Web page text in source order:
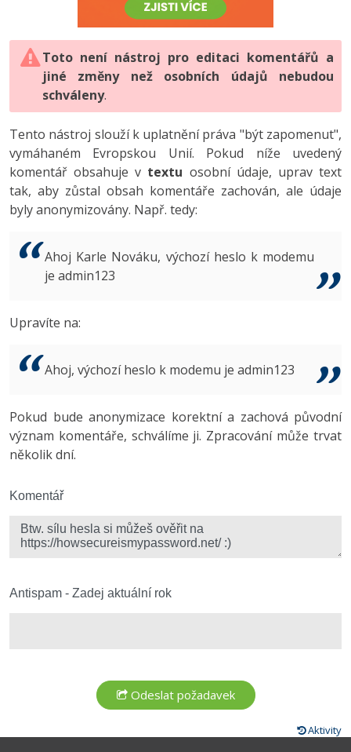
HTML5, CSS3, Bootstrap, SEO
SQL a databáze
Testování a verzování
UML a návrhové vzory
React
Spring
ASP.NET MVC
Best practices
PHP
JavaScript
Python
HTML / CSS
UML a návrhové vzory
MySQL/MariaDB
MS-SQL
Vývojář mobilních aplikací
C# Game developer
Tester
Systémový administrátor
3D grafik
Copywriter
WordPress specialista
-80%
JavaScript -80%
PHP -80%
Swift -80%
Kotlin -80%
VB.NET
Algoritmy -41%
Umělá inteligence (AI) -10%
Fórum
Digitální gramotnost
Marketing
WordPress
SEO
UX
Business
Copywriting
Windows
Kybernetická bezpečnost
Photoshop -80%
Adobe Illustrator -80%
Adobe Lightroom
Adobe XD
Adobe InDesign -25%
Adobe After Effects
Inkscape
Fórum
Toto není nástroj pro editaci komentářů a
jiné změny než osobních údajů nebudou
schváleny.
Tento nástroj slouží k uplatnění práva "být zapomenut",
vymáhaném Evropskou Unií. Pokud níže uvedený
komentář obsahuje v textu osobní údaje, uprav text
tak, aby zůstal obsah komentáře zachován, ale údaje
byly anonymizovány. Např. tedy:
Ahoj Karle Nováku, výchozí heslo k modemu
je admin123
Upravíte na:
Ahoj, výchozí heslo k modemu je admin123
Pokud bude anonymizace korektní a zachová původní
význam komentáře, schválíme ji. Zpracování může trvat
několik dní.
Komentář
Antispam - Zadej aktuální rok
Aktivity